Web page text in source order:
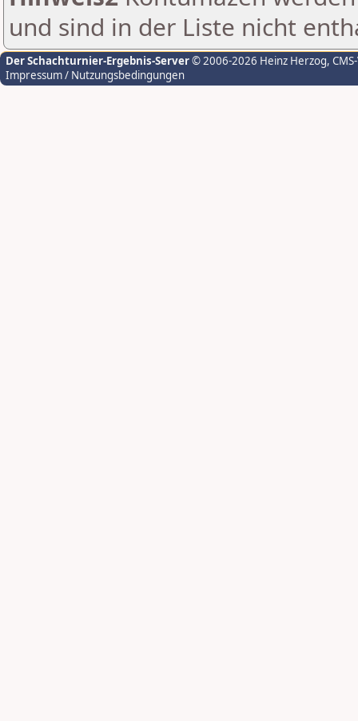
und sind in der Liste nicht
Der Schachturnier-Ergebnis-Server© 2006-2026 Heinz Herzog,
Impressum / Nutzungsbedingungen